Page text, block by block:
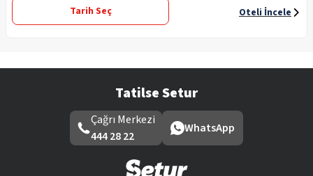
Tarih Seç
Oteli İncele
Tatilse Setur
Çağrı Merkezi
444 28 22
WhatsApp